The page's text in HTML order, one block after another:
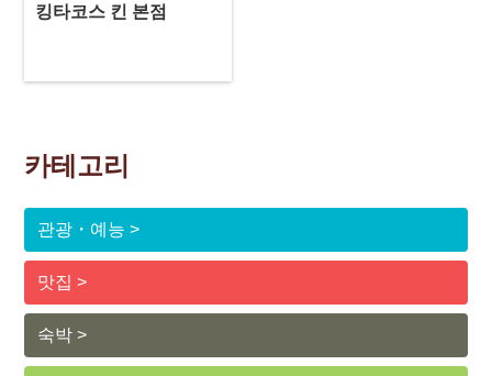
킹타코스 킨 본점
카테고리
관광・예능
맛집
숙박